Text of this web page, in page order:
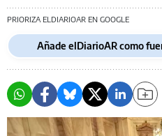
PRIORIZA ELDIARIOAR EN GOOGLE
Añade elDiarioAR como